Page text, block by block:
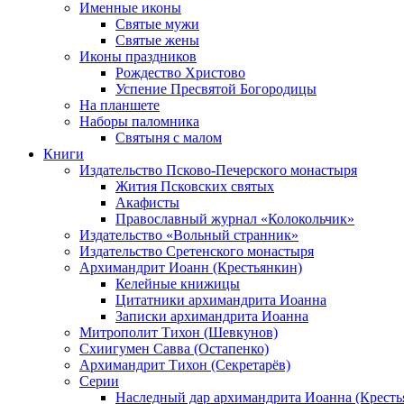
Именные иконы
Святые мужи
Святые жены
Иконы праздников
Рождество Христово
Успение Пресвятой Богородицы
На планшете
Наборы паломника
Святыня с малом
Книги
Издательство Псково-Печерского монастыря
Жития Псковских святых
Акафисты
Православный журнал «Колокольчик»
Издательство «Вольный странник»
Издательство Сретенского монастыря
Архимандрит Иоанн (Крестьянкин)
Келейные книжицы
Цитатники архимандрита Иоанна
Записки архимандрита Иоанна
Митрополит Тихон (Шевкунов)
Схиигумен Савва (Остапенко)
Архимандрит Тихон (Секретарёв)
Серии
Наследный дар архимандрита Иоанна